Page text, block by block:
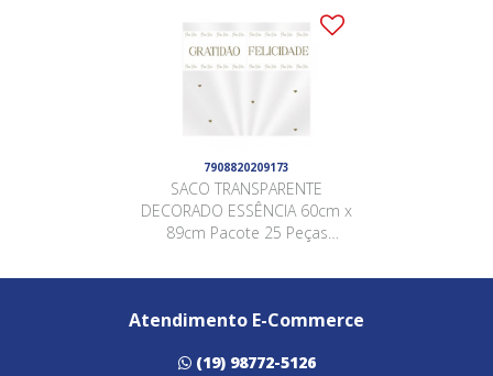
7908820209173
SACO TRANSPARENTE
DECORADO ESSÊNCIA 60cm x
89cm Pacote 25 Peças
Atendimento E-Commerce
(19) 98772-5126